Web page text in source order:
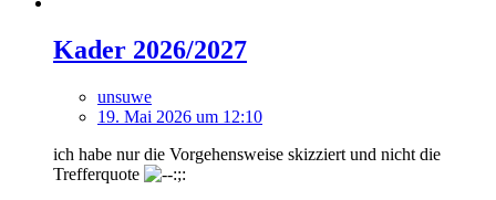
Kader 2026/2027
unsuwe
19. Mai 2026 um 12:10
ich habe nur die Vorgehensweise skizziert und nicht die
Trefferquote